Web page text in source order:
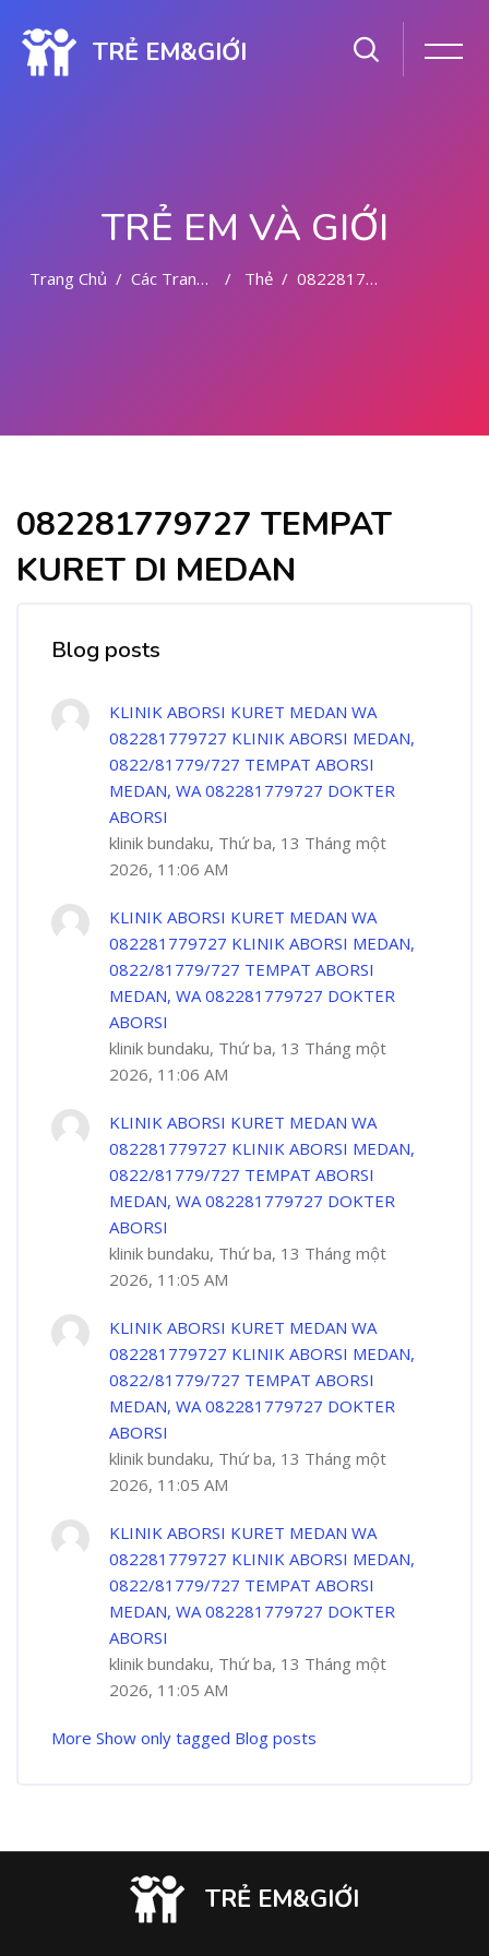
TRẺ EM&GIỚI
TRẺ EM VÀ GIỚI
Trang Chủ Các Trang Của Hệ Thống Thẻ 082281779727 TEMPAT KURET DI MEDAN
082281779727 TEMPAT
KURET DI MEDAN
Blog posts
KLINIK ABORSI KURET MEDAN WA
082281779727 KLINIK ABORSI MEDAN,
0822/81779/727 TEMPAT ABORSI
MEDAN, WA 082281779727 DOKTER
ABORSI
klinik bundaku, Thứ ba, 13 Tháng một
2026, 11:06 AM
KLINIK ABORSI KURET MEDAN WA
082281779727 KLINIK ABORSI MEDAN,
0822/81779/727 TEMPAT ABORSI
MEDAN, WA 082281779727 DOKTER
ABORSI
klinik bundaku, Thứ ba, 13 Tháng một
2026, 11:06 AM
KLINIK ABORSI KURET MEDAN WA
082281779727 KLINIK ABORSI MEDAN,
0822/81779/727 TEMPAT ABORSI
MEDAN, WA 082281779727 DOKTER
ABORSI
klinik bundaku, Thứ ba, 13 Tháng một
2026, 11:05 AM
KLINIK ABORSI KURET MEDAN WA
082281779727 KLINIK ABORSI MEDAN,
0822/81779/727 TEMPAT ABORSI
MEDAN, WA 082281779727 DOKTER
ABORSI
klinik bundaku, Thứ ba, 13 Tháng một
2026, 11:05 AM
KLINIK ABORSI KURET MEDAN WA
082281779727 KLINIK ABORSI MEDAN,
0822/81779/727 TEMPAT ABORSI
MEDAN, WA 082281779727 DOKTER
ABORSI
klinik bundaku, Thứ ba, 13 Tháng một
2026, 11:05 AM
More Show only tagged Blog posts
TRẺ EM&GIỚI